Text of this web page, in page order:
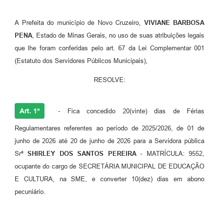
A Prefeita do município de Novo Cruzeiro, VIVIANE BARBOSA
PENA, Estado de Minas Gerais, no uso de suas atribuições legais
que lhe foram conferidas pelo art. 67 da Lei Complementar 001
(Estatuto dos Servidores Públicos Municipais),
RESOLVE:
Art. 1º - Fica concedido 20(vinte) dias de Férias
Regulamentares referentes ao período de 2025/2026, de 01 de
junho de 2026 até 20 de junho de 2026 para a Servidora pública
SrªSHIRLEY DOS SANTOS PEREIRA- MATRÍCULA: 9552,
ocupante do cargo de SECRETÁRIA MUNICIPAL DE EDUCAÇÃO
E CULTURA, na SME, e converter 10(dez) dias em abono
pecuniário.